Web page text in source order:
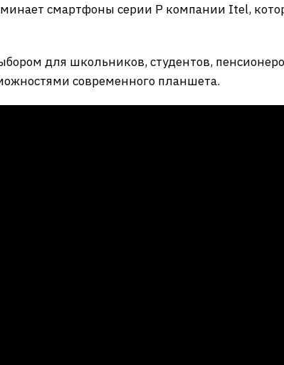
смартфоны серии P компании Itel,
для школьников, студентов,
современного планшета.